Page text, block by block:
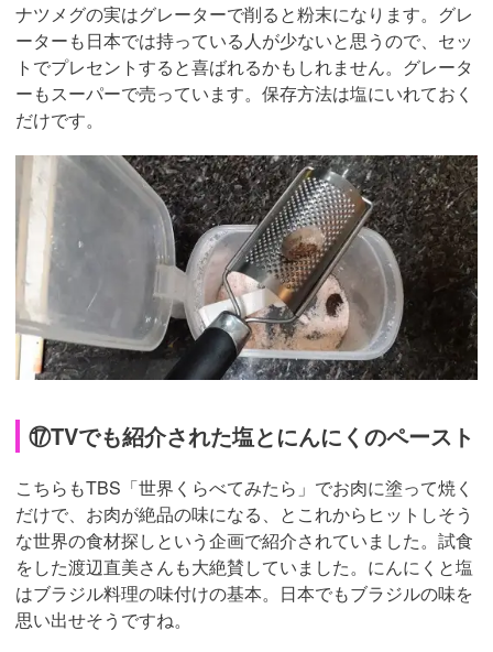
ナツメグの実はグレーターで削ると粉末になります。グレ
ーターも日本では持っている人が少ないと思うので、セッ
トでプレセントすると喜ばれるかもしれません。グレータ
ーもスーパーで売っています。保存方法は塩にいれておく
だけです。
⑰TVでも紹介された塩とにんにくのペースト
こちらもTBS「世界くらべてみたら」でお肉に塗って焼く
だけで、お肉が絶品の味になる、とこれからヒットしそう
な世界の食材探しという企画で紹介されていました。試食
をした渡辺直美さんも大絶賛していました。にんにくと塩
はブラジル料理の味付けの基本。日本でもブラジルの味を
思い出せそうですね。